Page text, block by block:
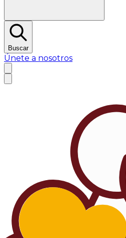
Buscar
Únete a nosotros